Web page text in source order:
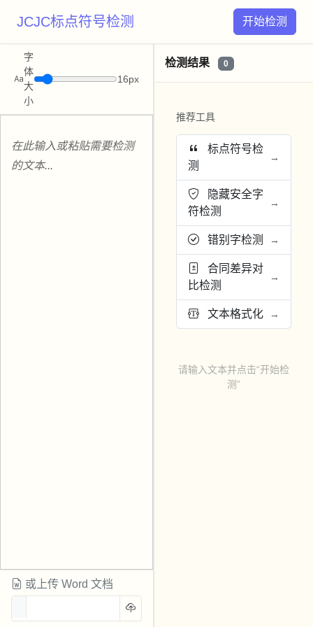
JCJC标点符号检测 开始检测
字
体
大
小
16px
或上传 Word 文档
检测结果 0
推荐工具
标点符号检
测
→
隐藏安全字
符检测
→
错别字检测 →
合同差异对
比检测
→
文本格式化 →
请输入文本并点击“开始检
测”